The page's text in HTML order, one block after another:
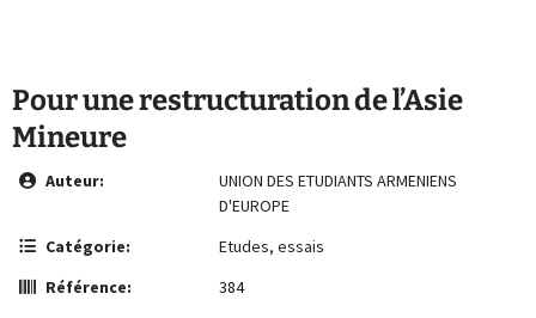
Pour une restructuration de l’Asie
Mineure
Auteur:
UNION DES ETUDIANTS ARMENIENS
D'EUROPE
Catégorie:
Etudes, essais
Référence:
384